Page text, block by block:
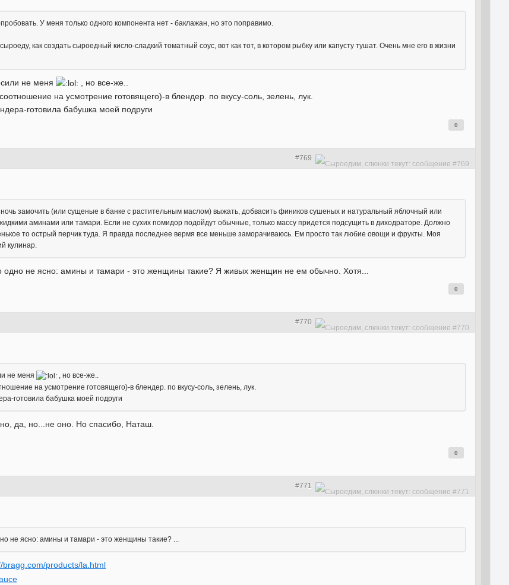
У меня только одного компонента нет - баклажан, но это поправимо.
как создать сыроедный кисло-сладкий томатный соус, вот как тот, в котором рыбку или капусту тушат. Очень мне его в жизни
не меня
, но все-же..
на усмотрение готовящего)-в блендер. по вкусу-соль, зелень, лук.
готовила бабушка моей подруги
0
#769
замочить (или сущеные в банке с растительным маслом) выжать, добвасить фиников сушеных и натуральный яблочный или
аминами или тамари. Если не сухих помидор подойдут обычные, только массу придется подсущить в диходраторе. Должно
то острый перчик туда. Я правда последнее вермя все меньше заморачиваюсь. Ем просто так любие овощи и фрукты. Моя
кулинар.
одно не ясно: амины и тамари - это женщины такие? Я живых женщин не ем обычно. Хотя...
0
#770
не меня
, но все-же..
на усмотрение готовящего)-в блендер. по вкусу-соль, зелень, лук.
готовила бабушка моей подруги
да, но...не оно. Но спасибо, Наташ.
0
#771
не ясно: амины и тамари - это женщины такие? ...
bragg.com/products/la.html